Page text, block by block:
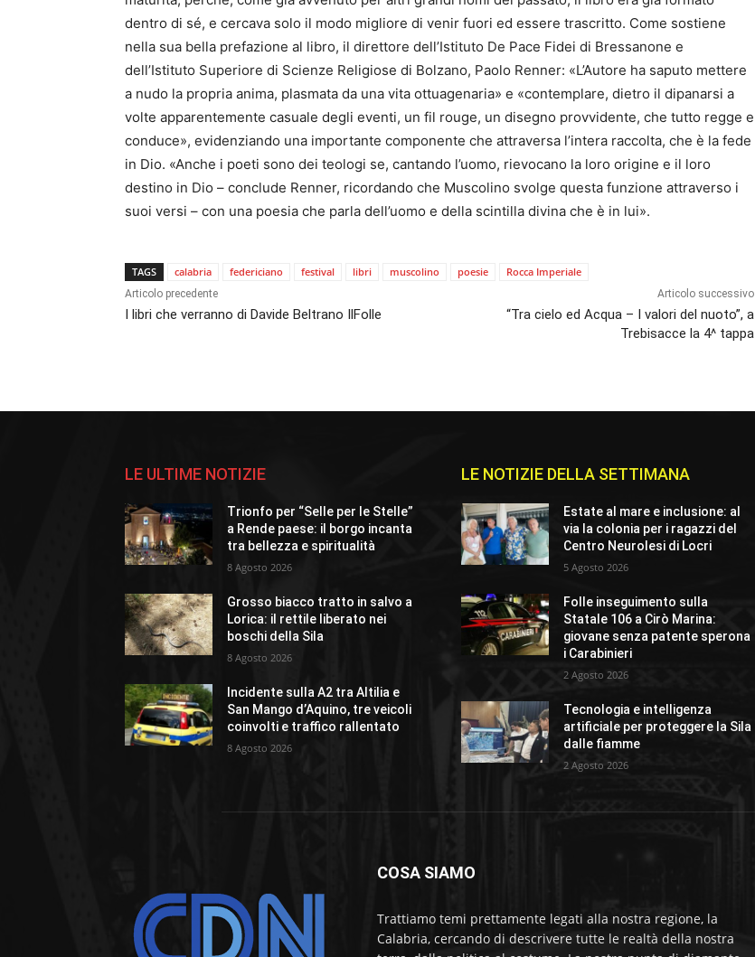
dentro di sé, e cercava solo il modo migliore di venir fuori ed essere trascritto. Come sostiene
nella sua bella prefazione al libro, il direttore dell’Istituto De Pace Fidei di Bressanone e
dell’Istituto Superiore di Scienze Religiose di Bolzano, Paolo Renner: «L’Autore ha saputo mettere
a nudo la propria anima, plasmata da una vita ottuagenaria» e «contemplare, dietro il dipanarsi a
volte apparentemente casuale degli eventi, un fil rouge, un disegno provvidente, che tutto regge e
conduce», evidenziando una importante componente che attraversa l’intera raccolta, che è la fede
in Dio. «Anche i poeti sono dei teologi se, cantando l’uomo, rievocano la loro origine e il loro
destino in Dio – conclude Renner, ricordando che Muscolino svolge questa funzione attraverso i
suoi versi – con una poesia che parla dell’uomo e della scintilla divina che è in lui».
TAGS calabria federiciano festival libri muscolino poesie Rocca Imperiale
Articolo precedente
I libri che verranno di Davide Beltrano IlFolle
Articolo successivo
“Tra cielo ed Acqua – I valori del nuoto”, a
Trebisacce la 4^ tappa
LE ULTIME NOTIZIE
Trionfo per “Selle per le Stelle”
a Rende paese: il borgo incanta
tra bellezza e spiritualità
8 Agosto 2026
Grosso biacco tratto in salvo a
Lorica: il rettile liberato nei
boschi della Sila
8 Agosto 2026
Incidente sulla A2 tra Altilia e
San Mango d’Aquino, tre veicoli
coinvolti e traffico rallentato
8 Agosto 2026
LE NOTIZIE DELLA SETTIMANA
Estate al mare e inclusione: al
via la colonia per i ragazzi del
Centro Neurolesi di Locri
5 Agosto 2026
Folle inseguimento sulla
Statale 106 a Cirò Marina:
giovane senza patente sperona
i Carabinieri
2 Agosto 2026
Tecnologia e intelligenza
artificiale per proteggere la Sila
dalle fiamme
2 Agosto 2026
COSA SIAMO
Trattiamo temi prettamente legati alla nostra regione, la
Calabria, cercando di descrivere tutte le realtà della nostra